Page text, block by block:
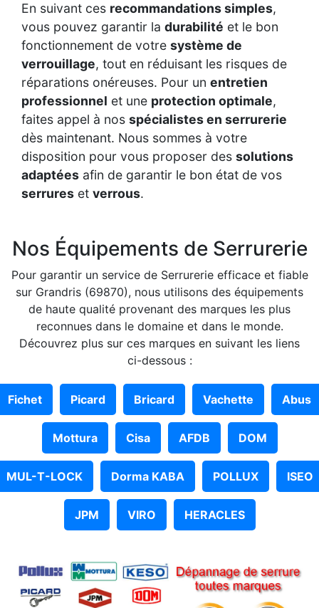
En suivant ces recommandations simples,
vous pouvez garantir la durabilité et le bon
fonctionnement de votre système de
verrouillage, tout en réduisant les risques de
réparations onéreuses. Pour un entretien
professionnel et une protection optimale,
faites appel à nos spécialistes en serrurerie
dès maintenant. Nous sommes à votre
disposition pour vous proposer des solutions
adaptées afin de garantir le bon état de vos
serrures et verrous.
Nos Équipements de Serrurerie
Pour garantir un service de Serrurerie efficace et fiable
sur Grandris (69870), nous utilisons des équipements
de haute qualité provenant des marques les plus
reconnues dans le domaine et dans le monde.
Découvrez plus sur ces marques en suivant les liens
ci-dessous :
Fichet Picard Bricard Vachette Abus
Mottura Cisa AFDB DOM
MUL-T-LOCK Dorma KABA POLLUX ISEO
JPM VIRO HERACLES